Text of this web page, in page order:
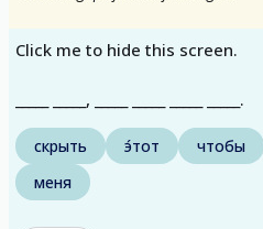
Click me to hide this screen.
_____ _____, _____ _____ _____ _____.
скрыть э́тот чтобы
меня